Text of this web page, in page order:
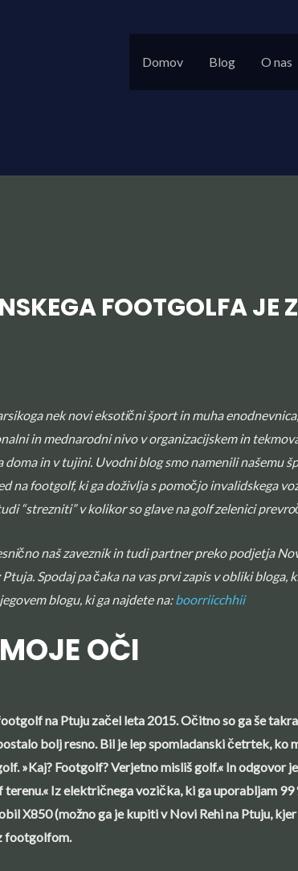
Domov Blog O nas
FOOTGOLFA JE
nek novi eksotični šport in muha
in mednarodni nivo v organizacijskem in
in v tujini. Uvodni blog smo namenili našemu
na footgolf, ki ga doživlja s pomočjo invalidskega
“strezniti” v kolikor so glave na golf zelenici
naš zaveznik in tudi partner preko podjetja
Ptuja. Spodaj pa čaka na vas prvi zapis v obliki bloga,
blogu, ki ga najdete na:boorriicchhii
OČI
na Ptuju začel leta 2015. Očitno so ga še
bolj resno. Bil je lep spomladanski četrtek, ko
»Kaj? Footgolf? Verjetno misliš golf.« In odgovor
Iz električnega vozička, ki ga uporabljam 99
X850 (možno ga je kupiti v Novi Rehi na Ptuju,
footgolfom.